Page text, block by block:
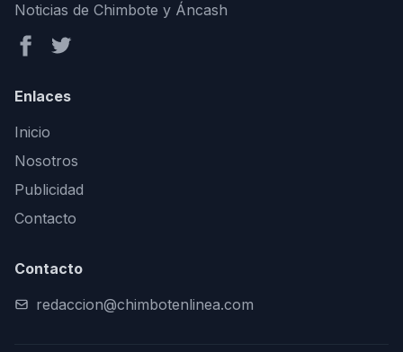
Noticias de Chimbote y Áncash
Enlaces
Inicio
Nosotros
Publicidad
Contacto
Contacto
redaccion@chimbotenlinea.com